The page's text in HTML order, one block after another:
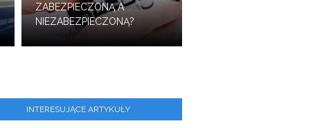
ZABEZPIECZONĄ A
NIEZABEZPIECZONĄ?
INTERESUJĄCE ARTYKUŁY